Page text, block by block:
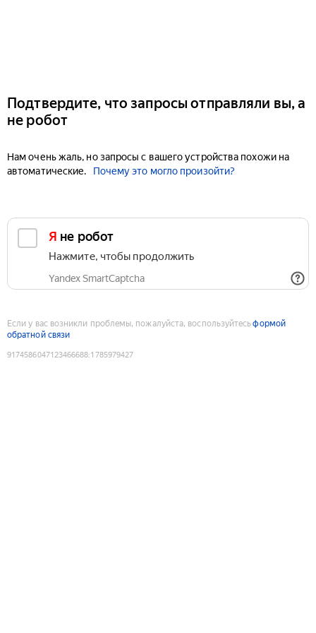
Подтвердите, что запросы отправляли вы, а
не робот
Нам очень жаль, но запросы с вашего устройства похожи на
автоматические.
Почему это могло произойти?
Я не робот
Нажмите, чтобы продолжить
Yandex SmartCaptcha
Если у вас возникли проблемы, пожалуйста, воспользуйтесьформой
обратной связи
9174586047123466688:1785979427